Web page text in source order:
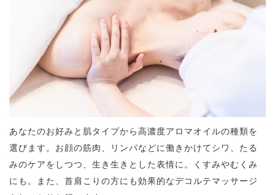
あなたのお好みと肌タイプから高濃度アロマオイルの種類を
選びます。お顔の筋肉、リンパなどに働きかけてシワ、たる
みのケアをしつつ、生き生きとした表情に。くすみやむくみ
にも。また、首肩こりの方にも効果的なデコルテマッサージ